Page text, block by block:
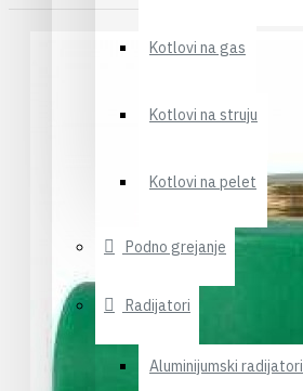
Kotlovi na gas
Kotlovi na struju
Kotlovi na pelet
Podno grejanje
Radijatori
Aluminijumski radijatori